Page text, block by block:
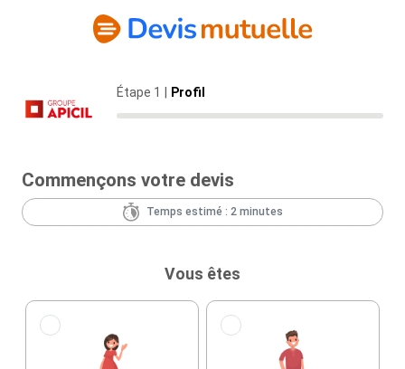
Étape 1 Profil
Commençons votre devis
Temps estimé : 2 minutes
Vous êtes